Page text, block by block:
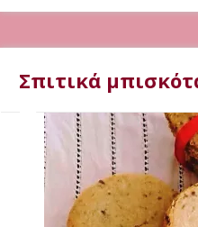
Σπιτικά